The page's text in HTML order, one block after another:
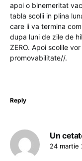
apoi o binemeritat
tabla scolii in plina
care ii va termina
dupa luni de zile de
ZERO. Apoi scolile
promovabilitate//.
Reply
Un
24 martie